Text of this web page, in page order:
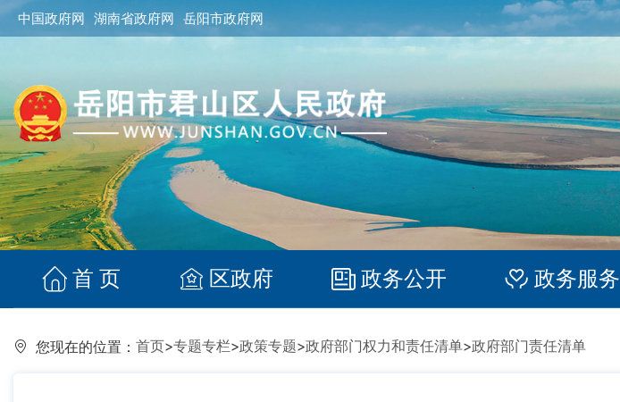
中国政府网 湖南省政府网 岳阳市政府网
首 页 区政府 政务公开 政务服务
您现在的位置： 首页>专题专栏>政策专题>政府部门权力和责任清单>政府部门责任清单